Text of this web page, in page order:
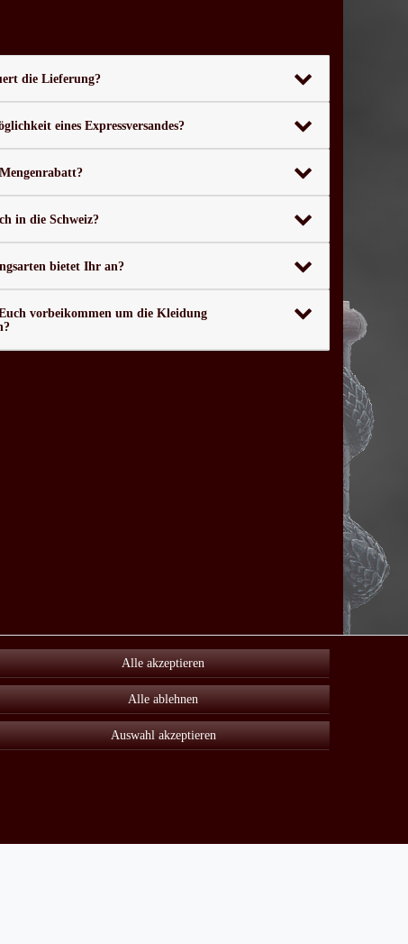
die Lieferung?
eines Expressversandes?
in die Schweiz?
bietet Ihr an?
vorbeikommen um die Kleidung
Alle akzeptieren
Alle ablehnen
Auswahl akzeptieren